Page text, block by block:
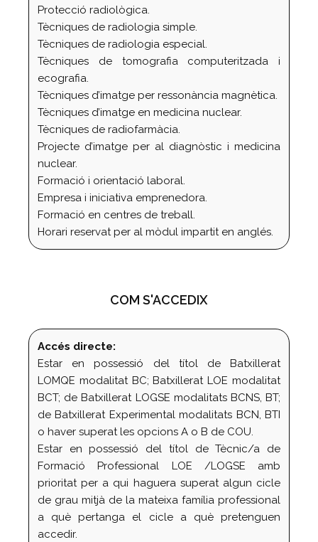
Protecció radiològica.
Tècniques de radiologia simple.
Tècniques de radiologia especial.
Tècniques de tomografia computeritzada i
ecografia.
Tècniques d’imatge per ressonància magnètica.
Tècniques d’imatge en medicina nuclear.
Tècniques de radiofarmàcia.
Projecte d’imatge per al diagnòstic i medicina
nuclear.
Formació i orientació laboral.
Empresa i iniciativa emprenedora.
Formació en centres de treball.
Horari reservat per al mòdul impartit en anglés.
COM S'ACCEDIX
Accés directe:
Estar en possessió del títol de Batxillerat
LOMQE modalitat BC; Batxillerat LOE modalitat
BCT; de Batxillerat LOGSE modalitats BCNS, BT;
de Batxillerat Experimental modalitats BCN, BTI
o haver superat les opcions A o B de COU.
Estar en possessió del títol de Tècnic/a de
Formació Professional LOE /LOGSE amb
prioritat per a qui haguera superat algun cicle
de grau mitjà de la mateixa família professional
a què pertanga el cicle a què pretenguen
accedir.